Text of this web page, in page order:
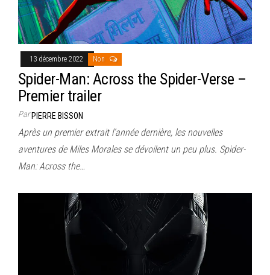
13 décembre 2022 Non
Spider-Man: Across the Spider-Verse –
Premier trailer
ParPIERRE BISSON
Après un premier extrait l’année dernière, les nouvelles
aventures de Miles Morales se dévoilent un peu plus. Spider-
Man: Across the…